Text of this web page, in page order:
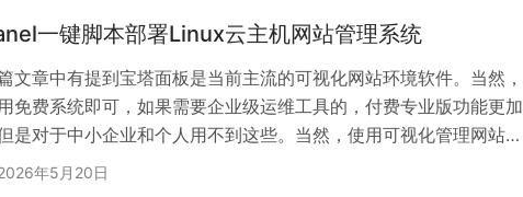
一键脚本部署Linux云主机网站管理系统
文章中有提到宝塔面板是当前主流的可视化网站环境软件。当然，
免费系统即可，如果需要企业级运维工具的，付费专业版功能更加
是对于中小企业和个人用不到这些。当然，使用可视化管理网站系
确实更友好一些，但是也会在一定程度上损失云主机的资源占用，
年5月20日